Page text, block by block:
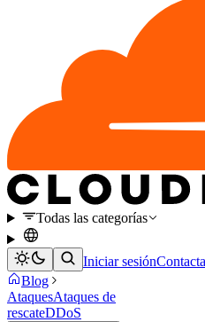
Todas las categorías
Iniciar sesión
Blog
AtaquesAtaques de
rescateDDoS